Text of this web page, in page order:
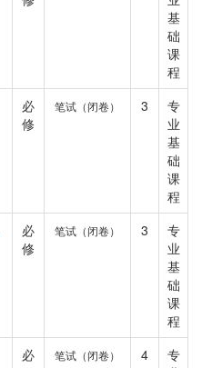
基
础
课
程
必
修
笔试（闭卷） 3
专
业
基
础
课
程
必
修
笔试（闭卷） 3
专
业
基
础
课
程
必
笔试（闭卷） 4
专